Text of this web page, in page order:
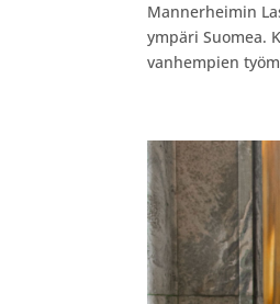
Mannerheimin
ympäri Suomea.
vanhempien